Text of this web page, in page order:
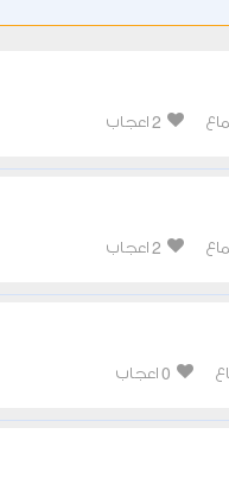
2 اعجاب
2 اعجاب
0 اعجاب